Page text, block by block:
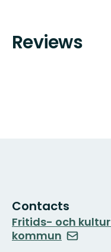
Reviews
Contacts
Fritids- och
kommun